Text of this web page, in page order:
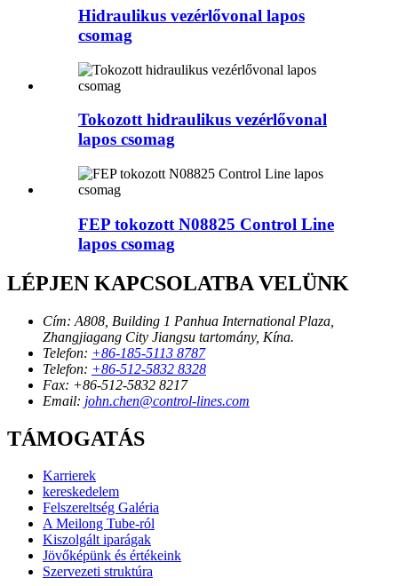
Hidraulikus vezérlővonal lapos
csomag
Tokozott hidraulikus vezérlővonal
lapos csomag
FEP tokozott N08825 Control Line
lapos csomag
LÉPJEN KAPCSOLATBA VELÜNK
Cím: A808, Building 1 Panhua International Plaza,
Zhangjiagang City Jiangsu tartomány, Kína.
Telefon: +86-185-5113 8787
Telefon: +86-512-5832 8328
Fax: +86-512-5832 8217
Email: john.chen@control-lines.com
TÁMOGATÁS
Karrierek
kereskedelem
Felszereltség Galéria
A Meilong Tube-ról
Kiszolgált iparágak
Jövőképünk és értékeink
Szervezeti struktúra